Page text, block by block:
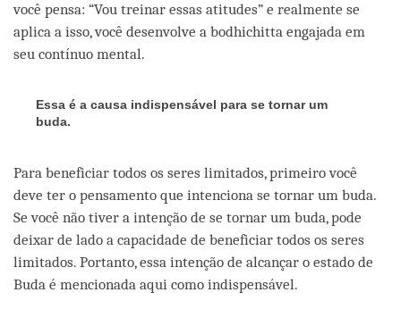
você pensa: “Vou treinar essas atitudes” e realmente se
aplica a isso, você desenvolve a bodhichitta engajada em
seu contínuo mental.
Essa é a causa indispensável para se tornar um
buda.
Para beneficiar todos os seres limitados, primeiro você
deve ter o pensamento que intenciona se tornar um buda.
Se você não tiver a intenção de se tornar um buda, pode
deixar de lado a capacidade de beneficiar todos os seres
limitados. Portanto, essa intenção de alcançar o estado de
Buda é mencionada aqui como indispensável.